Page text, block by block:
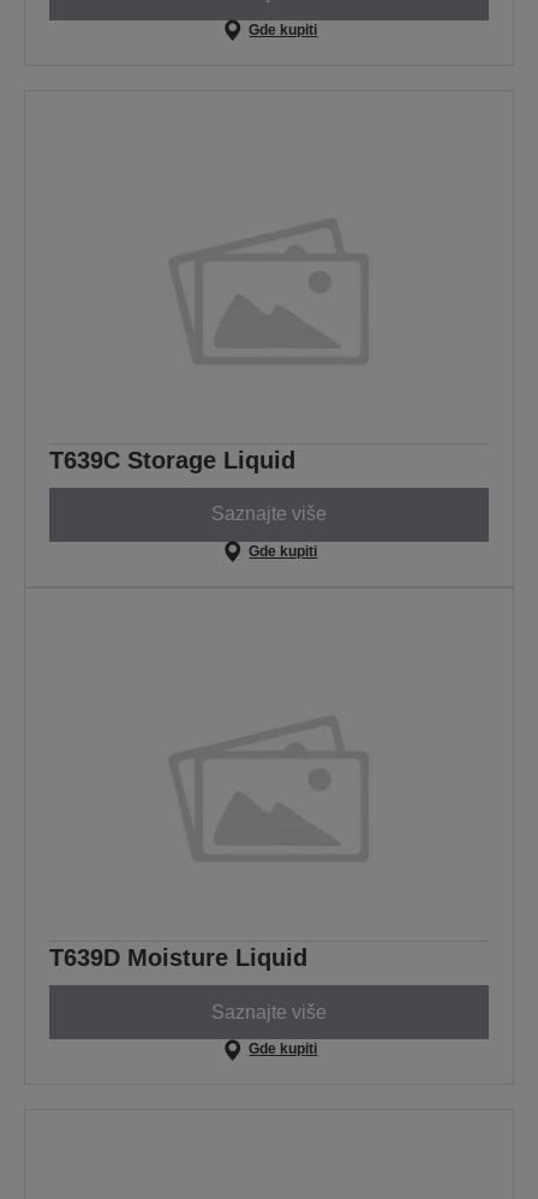
Gde kupiti
T639C Storage Liquid
Saznajte više
Gde kupiti
T639D Moisture Liquid
Saznajte više
Gde kupiti